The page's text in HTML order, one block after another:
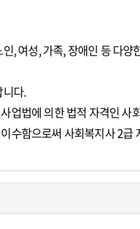
, 여성, 가족, 장애인 등 다
다.
업법에 의한 법적 자격인
수함으로써 사회복지사 2급